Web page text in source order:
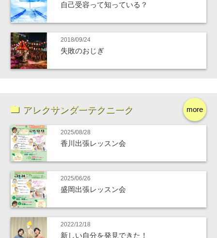
自己受容って知っている？
2018/09/24
失敗のおじぎ
more
アレクサンダーテクニーク
2025/08/28
香川出張レッスン会
2025/06/26
盛岡出張レッスン会
2022/12/18
新しい自分を発見できた！